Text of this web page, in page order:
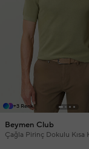
+3 Renk
Beymen Club
Çağla Pirinç Dokulu Kısa